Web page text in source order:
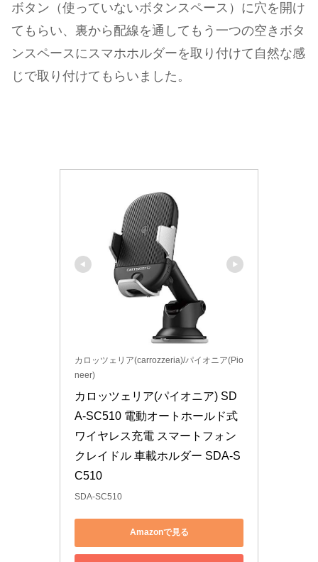
ボタン（使っていないボタンスペース）に穴を開け
てもらい、裏から配線を通してもう一つの空きボタ
ンスペースにスマホホルダーを取り付けて自然な感
じで取り付けてもらいました。
カロッツェリア(carrozzeria)/パイオニア(Pio
neer)
カロッツェリア(パイオニア) SD
A-SC510 電動オートホールド式
ワイヤレス充電 スマートフォン
クレイドル 車載ホルダー SDA-S
C510
SDA-SC510
Amazonで見る